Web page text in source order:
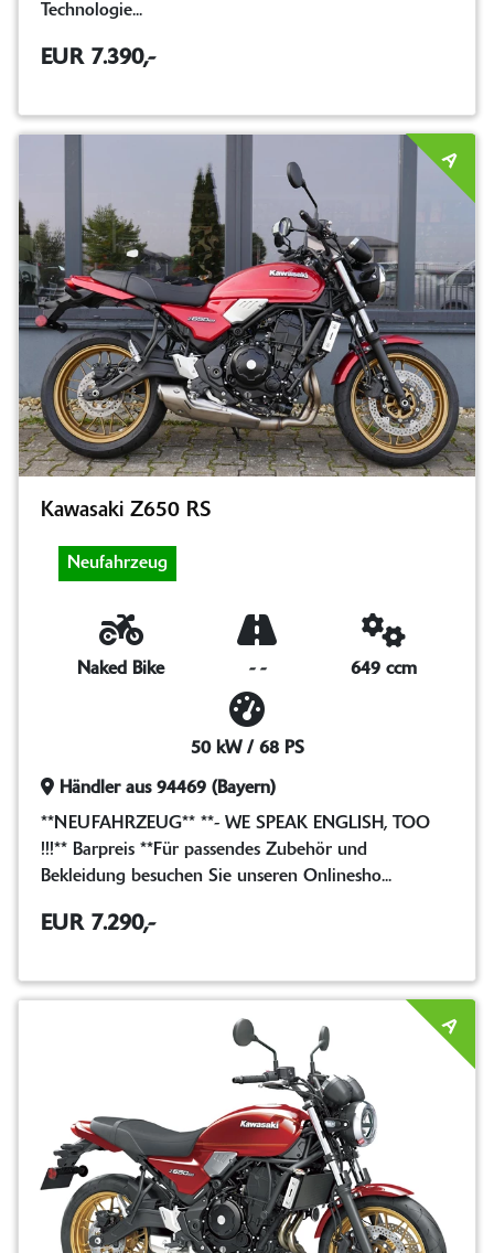
Technologie...
EUR 7.390,-
Kawasaki Z650 RS
Neufahrzeug
Naked Bike - - 649 ccm
50 kW / 68 PS
Händler aus 94469 (Bayern)
**NEUFAHRZEUG** **- WE SPEAK ENGLISH, TOO
!!!** Barpreis **Für passendes Zubehör und
Bekleidung besuchen Sie unseren Onlinesho...
EUR 7.290,-
A
A